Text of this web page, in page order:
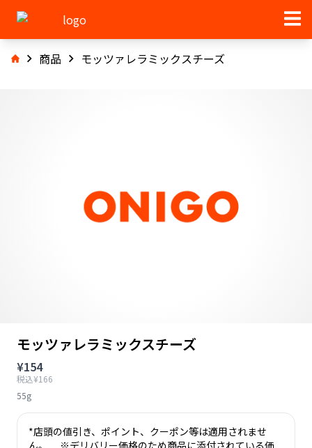
商品 モッツァレラミックスチーズ
モッツァレラミックスチーズ
¥154
税込¥166
55g
*店頭の値引き、ポイント、クーポン等は適用されませ
ん。 ※デリバリー価格のため商品に添付されている価